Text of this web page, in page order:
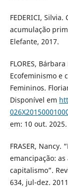
FEDERICI,
acumulação
Elefante, 2017.
FLORES,
Ecofeminismo e
Femininos.
Disponível em
em: 10 out. 2025.
FRASER,
emancipação:
capitalismo”.
634, jul-dez.